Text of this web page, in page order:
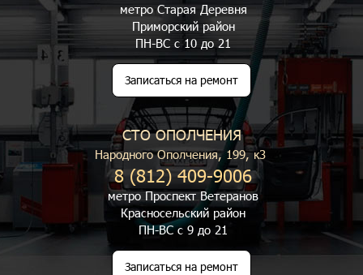
метро Старая Деревня
Приморский район
ПН-ВС с 10 до 21
Записаться на ремонт
СТО ОПОЛЧЕНИЯ
Народного Ополчения, 199, к3
8 (812) 409-9006
метро Проспект Ветеранов
Красносельский район
ПН-ВС с 9 до 21
Записаться на ремонт